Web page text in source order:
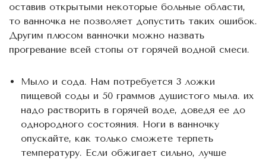
оставив открытыми некоторые больные области,
то ванночка не позволяет допустить таких ошибок.
Другим плюсом ванночки можно назвать
прогревание всей стопы от горячей водной смеси.
Мыло и сода. Нам потребуется 3 ложки
пищевой соды и 50 граммов душистого мыла. их
надо растворить в горячей воде, доведя ее до
однородного состояния. Ноги в ванночку
опускайте, как только сможете терпеть
температуру. Если обжигает сильно, лучше